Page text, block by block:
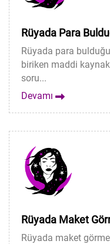
Rüyada Para
Rüyada para
biriken maddi
soru...
Devamı
Rüyada Maket
Rüyada maket